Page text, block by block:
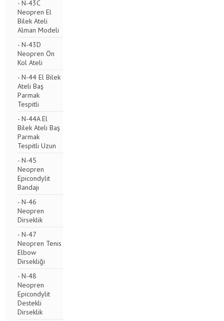
- N-43C
Neopren El
Bilek Ateli
Alman Modeli
- N-43D
Neopren Ön
Kol Ateli
- N-44 El Bilek
Ateli Baş
Parmak
Tespitli
- N-44A El
Bilek Ateli Baş
Parmak
Tespitli Uzun
- N-45
Neopren
Epicondylit
Bandajı
- N-46
Neopren
Dirseklik
- N-47
Neopren Tenis
Elbow
Dirsekliği
- N-48
Neopren
Epicondylit
Destekli
Dirseklik